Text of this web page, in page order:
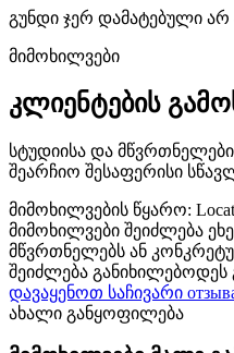
გუნდი ჯერ დამატებული არ
მიმოხილვები
კლიენტების
სტუდიისა და
შეარჩიო შესაფერისი
მიმოხილვების წყარო:
მიმოხილვები შეიძლება
მწვრთნელებს ან
შეიძლება განიხილებოდეს
დავაყენოთ საჩივარი
ახალი განყოფილება